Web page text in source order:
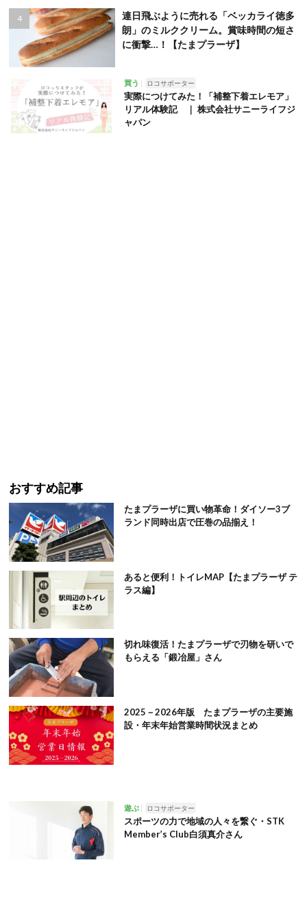
連日飛ぶように売れる「ベッカライ徳多
朗」のミルククリーム。賞味時間の短さ
に衝撃…！【たまプラーザ】
買う ロコサポーター
実際につけてみた！「補整下着エレモア」
リアル体験記 ｜ 株式会社サニーライフジ
ャパン
おすすめ記事
たまプラーザに買い物革命！ダイソー3ブ
ランド同時出店で圧巻の品揃え！
あると便利！トイレMAP【たまプラーザ テ
ラス編】
切れ味復活！たまプラーザで刃物を研いで
もらえる「鍛冶屋」さん
2025－2026年版 たまプラーザの主要施
設・年末年始営業時間状況まとめ
遊ぶ ロコサポーター
スポーツの力で地域の人々を繋ぐ・STK
Member’s Club白須真介さん